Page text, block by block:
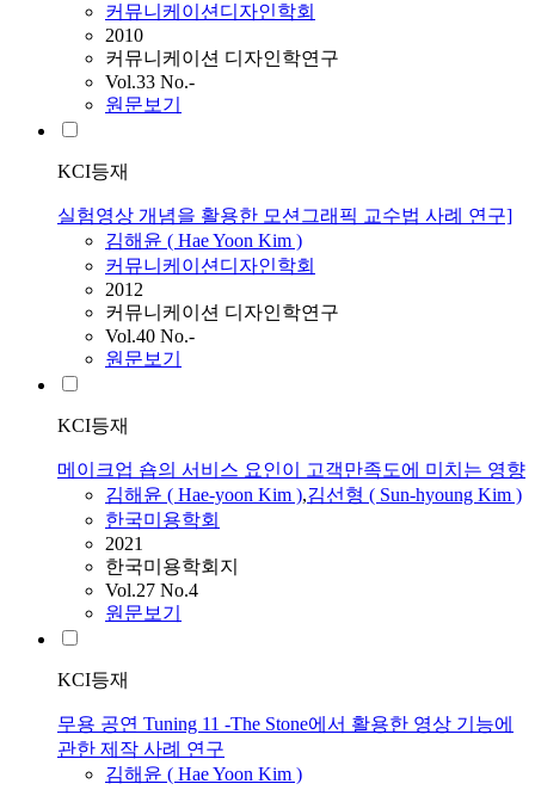
커뮤니케이션디자인학회
2010
커뮤니케이션 디자인학연구
Vol.33 No.-
원문보기
KCI등재
실험영상 개념을 활용한 모션그래픽 교수법 사례 연구]
김해윤 ( HaeYoon Kim )
커뮤니케이션디자인학회
2012
커뮤니케이션 디자인학연구
Vol.40 No.-
원문보기
KCI등재
메이크업 숍의 서비스 요인이 고객만족도에 미치는 영향
김해윤 ( Hae-yoon Kim ),김선형 ( Sun-hyoung Kim )
한국미용학회
2021
한국미용학회지
Vol.27 No.4
원문보기
KCI등재
무용 공연 Tuning 11 -The Stone에서 활용한 영상 기능에
관한 제작 사례 연구
김해윤 ( HaeYoon Kim )